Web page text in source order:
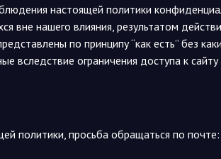
настоящей политики
вне нашего влияния, результатом
по принципу “как есть” без
вследствие ограничения доступа к сайту
политики, просьба обращаться по почте: